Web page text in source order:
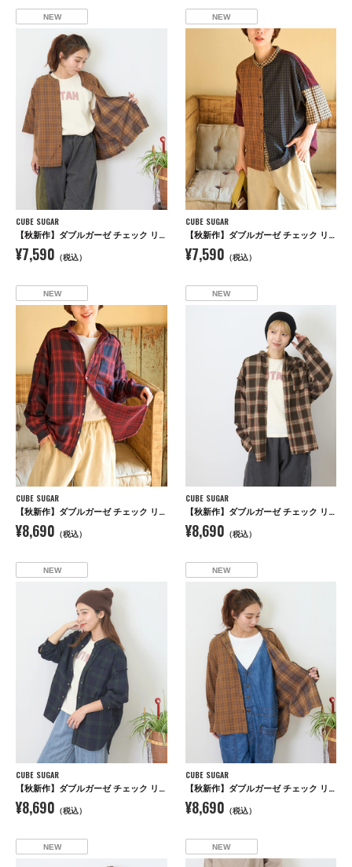
NEW
CUBE SUGAR
【秋新作】ダブルガーゼ チェック リバーシブル 5分袖 ドルマンシャツ
¥7,590 （税込）
NEW
CUBE SUGAR
【秋新作】ダブルガーゼ チェック リバーシブル 5分袖 ドルマンシャツ
¥7,590 （税込）
NEW
CUBE SUGAR
【秋新作】ダブルガーゼ チェック リバーシブル レギュラーシャツ
¥8,690 （税込）
NEW
CUBE SUGAR
【秋新作】ダブルガーゼ チェック リバーシブル レギュラーシャツ
¥8,690 （税込）
NEW
CUBE SUGAR
【秋新作】ダブルガーゼ チェック リバーシブル レギュラーシャツ
¥8,690 （税込）
NEW
CUBE SUGAR
【秋新作】ダブルガーゼ チェック リバーシブル レギュラーシャツ
¥8,690 （税込）
NEW NEW